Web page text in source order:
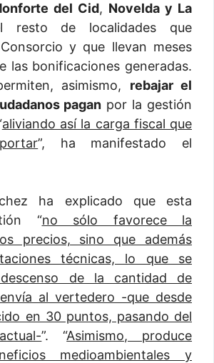
del Cid, Novelda y La
resto de localidades que
y que llevan meses
las bonificaciones generadas.
asimismo, rebajar el
pagan por la gestión
aliviando así la carga fiscal que
”, ha manifestado el
ha explicado que esta
“no sólo favorece la
precios, sino que además
técnicas, lo que se
de la cantidad de
al vertedero -que desde
en 30 puntos, pasando del
”. “Asimismo, produce
medioambientales y